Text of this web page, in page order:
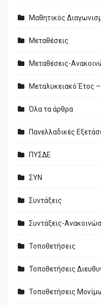
Μαθητικός
Μεταθέσεις
Μεταθέσεις-
Μεταλυκειακό Έτος
Όλα τα άρθρα
Πανελλαδικές
ΠΥΣΔΕ
ΣΥΝ
Συντάξεις
Συντάξεις-
Τοποθετήσεις
Τοποθετήσεις
Τοποθετήσεις